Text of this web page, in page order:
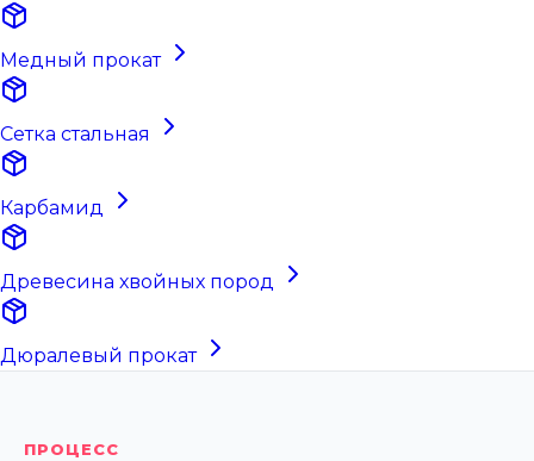
Медный прокат
Сетка стальная
Карбамид
Древесина хвойных пород
Дюралевый прокат
ПРОЦЕСС